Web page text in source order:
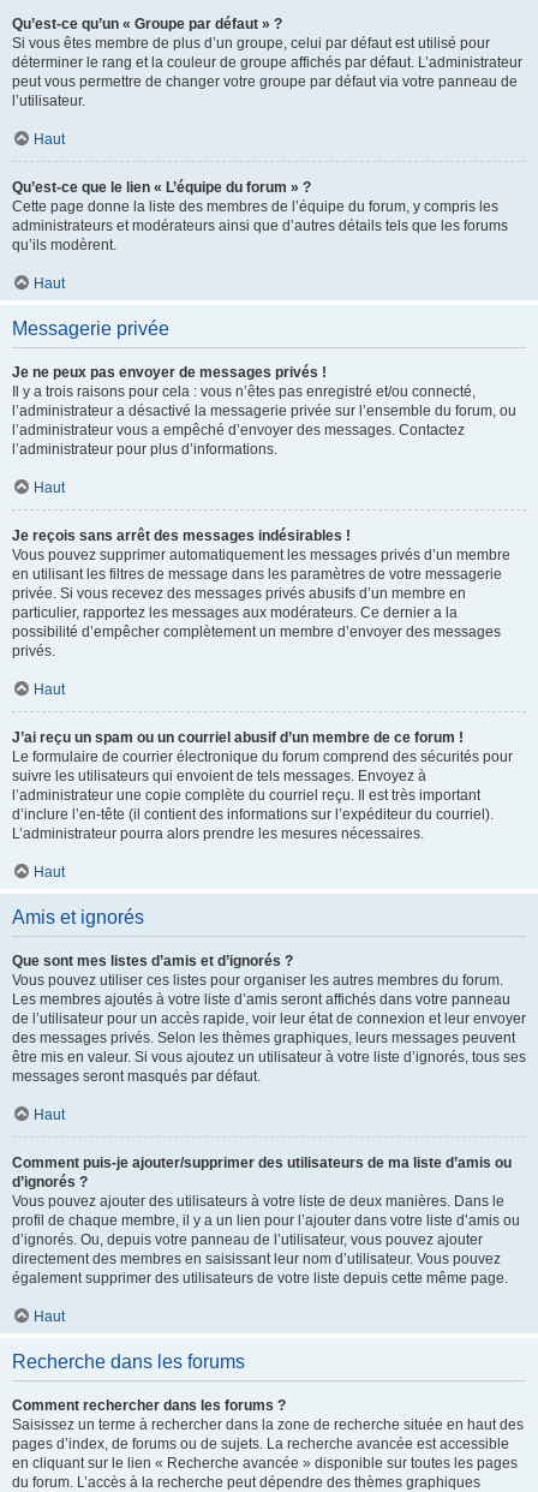
Qu’est-ce qu’un « Groupe par défaut » ?
Si vous êtes membre de plus d’un groupe, celui par défaut est utilisé pour
déterminer le rang et la couleur de groupe affichés par défaut. L’administrateur
peut vous permettre de changer votre groupe par défaut via votre panneau de
l’utilisateur.
Haut
Qu’est-ce que le lien « L’équipe du forum » ?
Cette page donne la liste des membres de l’équipe du forum, y compris les
administrateurs et modérateurs ainsi que d’autres détails tels que les forums
qu’ils modèrent.
Haut
Messagerie privée
Je ne peux pas envoyer de messages privés !
Il y a trois raisons pour cela : vous n’êtes pas enregistré et/ou connecté,
l’administrateur a désactivé la messagerie privée sur l’ensemble du forum, ou
l’administrateur vous a empêché d’envoyer des messages. Contactez
l’administrateur pour plus d’informations.
Haut
Je reçois sans arrêt des messages indésirables !
Vous pouvez supprimer automatiquement les messages privés d’un membre
en utilisant les filtres de message dans les paramètres de votre messagerie
privée. Si vous recevez des messages privés abusifs d’un membre en
particulier, rapportez les messages aux modérateurs. Ce dernier a la
possibilité d’empêcher complètement un membre d’envoyer des messages
privés.
Haut
J’ai reçu un spam ou un courriel abusif d’un membre de ce forum !
Le formulaire de courrier électronique du forum comprend des sécurités pour
suivre les utilisateurs qui envoient de tels messages. Envoyez à
l’administrateur une copie complète du courriel reçu. Il est très important
d’inclure l’en-tête (il contient des informations sur l’expéditeur du courriel).
L’administrateur pourra alors prendre les mesures nécessaires.
Haut
Amis et ignorés
Que sont mes listes d’amis et d’ignorés ?
Vous pouvez utiliser ces listes pour organiser les autres membres du forum.
Les membres ajoutés à votre liste d’amis seront affichés dans votre panneau
de l’utilisateur pour un accès rapide, voir leur état de connexion et leur envoyer
des messages privés. Selon les thèmes graphiques, leurs messages peuvent
être mis en valeur. Si vous ajoutez un utilisateur à votre liste d’ignorés, tous ses
messages seront masqués par défaut.
Haut
Comment puis-je ajouter/supprimer des utilisateurs de ma liste d’amis ou
d’ignorés ?
Vous pouvez ajouter des utilisateurs à votre liste de deux manières. Dans le
profil de chaque membre, il y a un lien pour l’ajouter dans votre liste d’amis ou
d’ignorés. Ou, depuis votre panneau de l’utilisateur, vous pouvez ajouter
directement des membres en saisissant leur nom d’utilisateur. Vous pouvez
également supprimer des utilisateurs de votre liste depuis cette même page.
Haut
Recherche dans les forums
Comment rechercher dans les forums ?
Saisissez un terme à rechercher dans la zone de recherche située en haut des
pages d’index, de forums ou de sujets. La recherche avancée est accessible
en cliquant sur le lien « Recherche avancée » disponible sur toutes les pages
du forum. L’accès à la recherche peut dépendre des thèmes graphiques